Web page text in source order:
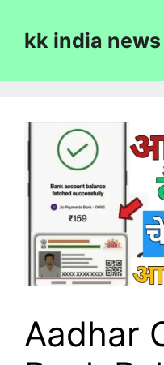
contentkk india news
Aadhar